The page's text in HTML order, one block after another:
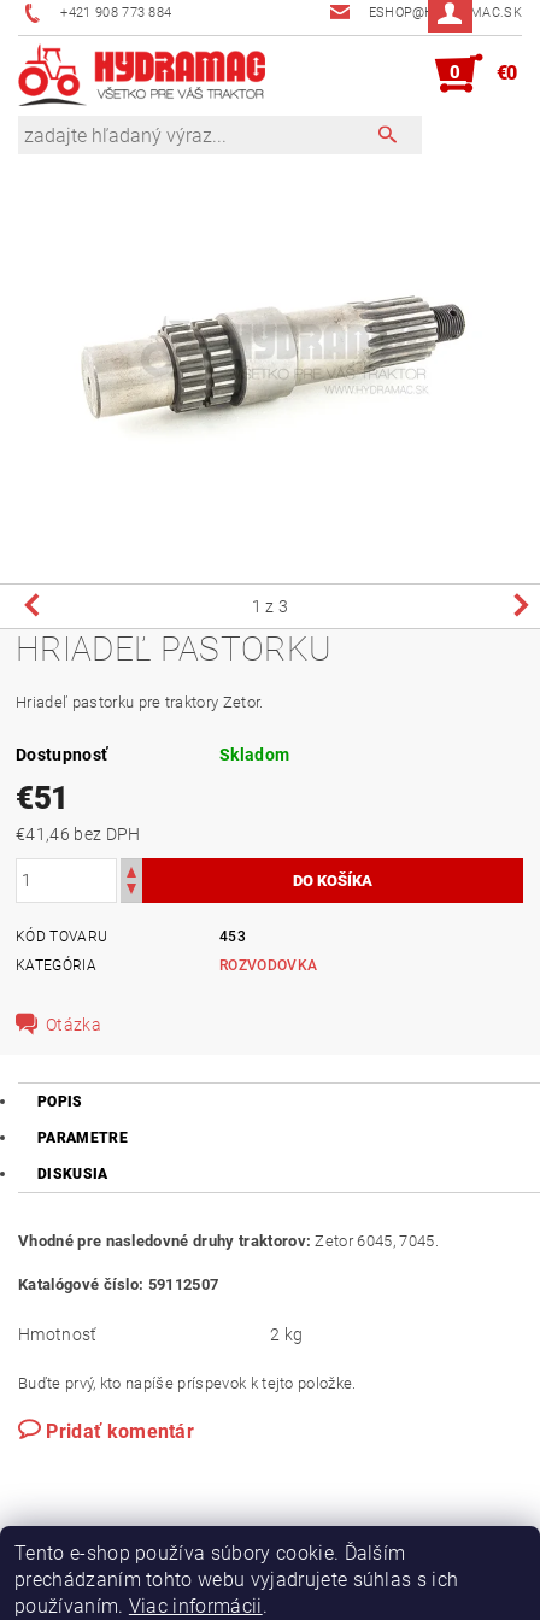
+421 908 773 884 ESHOP@HYDRAMAC.SK
0 €0
1 z 3
HRIADEĽ PASTORKU
Hriadeľ pastorku pre traktory Zetor.
Dostupnosť Skladom
€51
€41,46 bez DPH
KÓD TOVARU
453
KATEGÓRIA
ROZVODOVKA
Otázka
POPIS
PARAMETRE
DISKUSIA
Vhodné pre nasledovné druhy traktorov: Zetor 6045, 7045.
Katalógové číslo: 59112507
Hmotnosť 2 kg
Buďte prvý, kto napíše príspevok k tejto položke.
Pridať komentár
Výroba hydraulických hadíc
Tento e-shop používa súbory cookie. Ďalším
prechádzaním tohto webu vyjadrujete súhlas s ich
používaním. Viac informácii.